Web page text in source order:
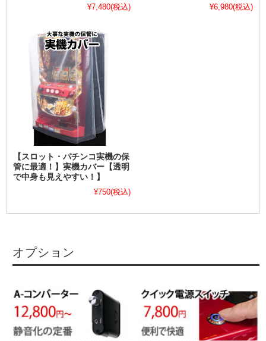
¥7,480(税込) ¥6,980(税込)
【スロット・パチンコ実機の保
管に最適！】実機カバー【透明
で中身も見えやすい！】
¥750(税込)
オプション